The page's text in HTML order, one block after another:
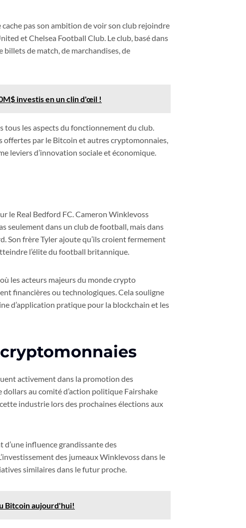
pas son ambition de voir son club rejoindre
et Chelsea Football Club. Le club, basé dans
billets de match, de marchandises, de
investis en un clin d'œil !
les aspects du fonctionnement du club.
par le Bitcoin et autres cryptomonnaies,
leviers d’innovation sociale et économique.
le Real Bedford FC. Cameron Winklevoss
seulement dans un club de football, mais dans
Son frère Tyler ajoute qu’ils croient fermement
l’élite du football britannique.
les acteurs majeurs du monde crypto
financières ou technologiques. Cela souligne
d’application pratique pour la blockchain et les
activement dans la promotion des
au comité d’action politique Fairshake
industrie lors des prochaines élections aux
influence grandissante des
des jumeaux Winklevoss dans le
similaires dans le futur proche.
Bitcoin aujourd'hui!